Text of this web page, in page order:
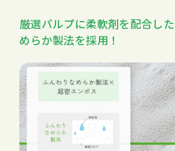
厳選パルプに柔軟剤を配合し
めらか製法を採用！